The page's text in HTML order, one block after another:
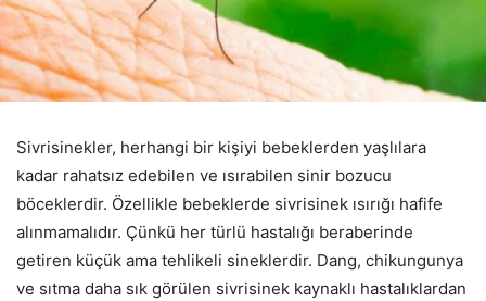
Sivrisinekler, herhangi bir kişiyi bebeklerden yaşlılara
kadar rahatsız edebilen ve ısırabilen sinir bozucu
böceklerdir. Özellikle bebeklerde sivrisinek ısırığı hafife
alınmamalıdır. Çünkü her türlü hastalığı beraberinde
getiren küçük ama tehlikeli sineklerdir. Dang, chikungunya
ve sıtma daha sık görülen sivrisinek kaynaklı hastalıklardan